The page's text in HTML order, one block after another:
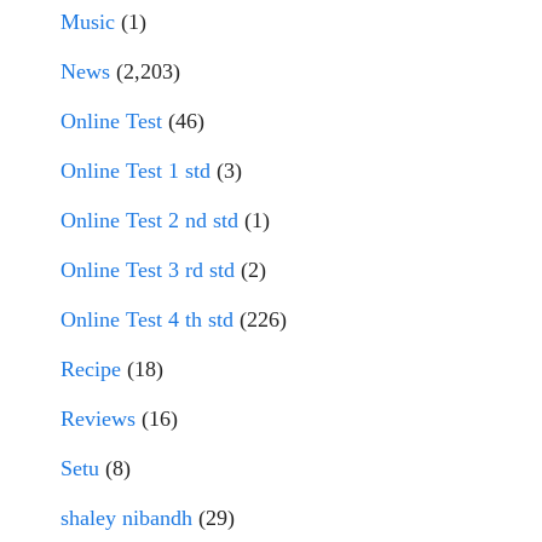
Music (1)
News (2,203)
Online Test (46)
Online Test 1 std (3)
Online Test 2 nd std (1)
Online Test 3 rd std (2)
Online Test 4 th std (226)
Recipe (18)
Reviews (16)
Setu (8)
shaley nibandh (29)